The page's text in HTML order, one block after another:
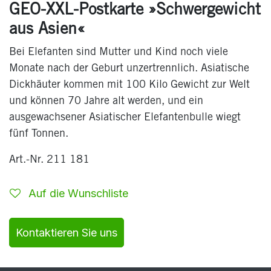
GEO-XXL-Postkarte »Schwergewicht
aus Asien«
Bei Elefanten sind Mutter und Kind noch viele
Monate nach der Geburt unzertrennlich. Asiatische
Dickhäuter kommen mit 100 Kilo Gewicht zur Welt
und können 70 Jahre alt werden, und ein
ausgewachsener Asiatischer Elefantenbulle wiegt
fünf Tonnen.
Art.-Nr. 211 181
Auf die Wunschliste
Kontaktieren Sie uns